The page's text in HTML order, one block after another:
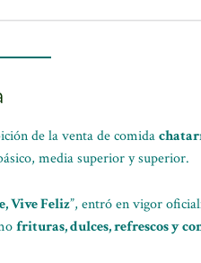
de la venta de comida
media superior y superior.
Vive Feliz”, entró en vigor
frituras, dulces, refrescos y